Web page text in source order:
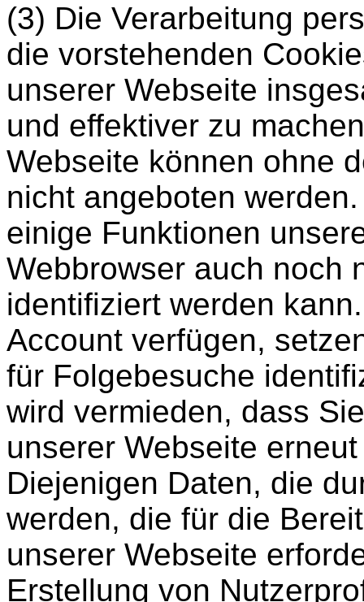
(3) Die Verarbeitung
die vorstehenden
unserer Webseite
und effektiver zu
Webseite können ohne
nicht angeboten
einige Funktionen
Webbrowser auch noch
identifiziert werden
Account verfügen,
für Folgebesuche
wird vermieden, dass
unserer Webseite
Diejenigen Daten, die
werden, die für die
unserer Webseite
Erstellung von